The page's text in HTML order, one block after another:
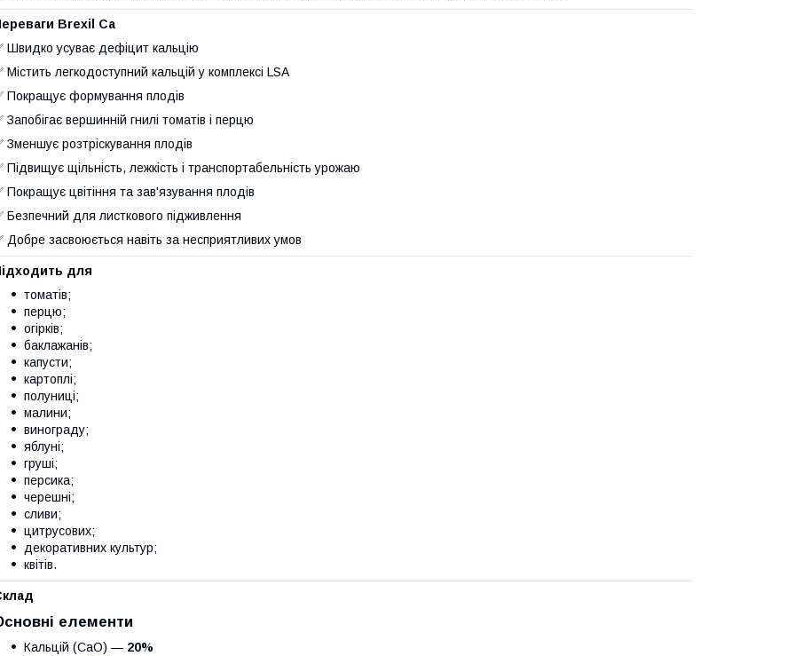
Brexil Ca
Швидко усуває дефіцит кальцію
Містить легкодоступний кальцій у комплексі LSA
Покращує формування плодів
Запобігає вершинній гнилі томатів і перцю
Зменшує розтріскування плодів
Підвищує щільність, лежкість і транспортабельність урожаю
Покращує цвітіння та зав'язування плодів
Безпечний для листкового підживлення
Добре засвоюється навіть за несприятливих умов
для
томатів;
перцю;
огірків;
баклажанів;
капусти;
картоплі;
полуниці;
малини;
винограду;
яблуні;
груші;
персика;
черешні;
сливи;
цитрусових;
декоративних культур;
квітів.
елементи
Кальцій (CaO) — 20%